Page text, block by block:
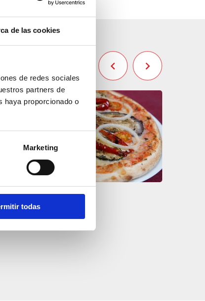
de las cookies
de redes sociales
partners de
haya proporcionado o
Marketing
todas